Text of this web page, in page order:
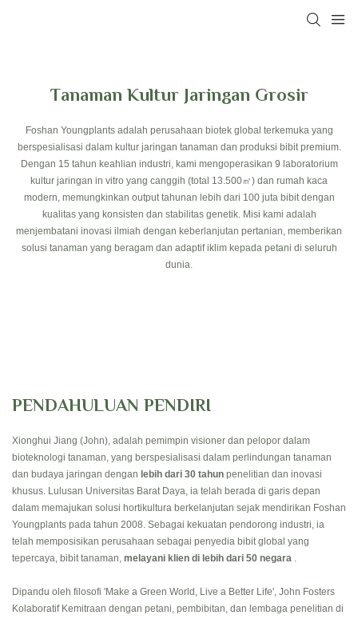
Tanaman Kultur Jaringan Grosir
Foshan Youngplants adalah perusahaan biotek global terkemuka yang
berspesialisasi dalam kultur jaringan tanaman dan produksi bibit premium.
Dengan 15 tahun keahlian industri, kami mengoperasikan 9 laboratorium
kultur jaringan in vitro yang canggih (total 13.500㎡) dan rumah kaca
modern, memungkinkan output tahunan lebih dari 100 juta bibit dengan
kualitas yang konsisten dan stabilitas genetik. Misi kami adalah
menjembatani inovasi ilmiah dengan keberlanjutan pertanian, memberikan
solusi tanaman yang beragam dan adaptif iklim kepada petani di seluruh
dunia.
PENDAHULUAN PENDIRI
Xionghui Jiang (John), adalah pemimpin visioner dan pelopor dalam
bioteknologi tanaman, yang berspesialisasi dalam perlindungan tanaman
dan budaya jaringan dengan lebih dari 30 tahun penelitian dan inovasi
khusus. Lulusan Universitas Barat Daya, ia telah berada di garis depan
dalam memajukan solusi hortikultura berkelanjutan sejak mendirikan Foshan
Youngplants pada tahun 2008. Sebagai kekuatan pendorong industri, ia
telah memposisikan perusahaan sebagai penyedia bibit global yang
tepercaya, bibit tanaman, melayani klien di lebih dari 50 negara .
Dipandu oleh filosofi 'Make a Green World, Live a Better Life', John Fosters
Kolaboratif Kemitraan dengan petani, pembibitan, dan lembaga penelitian di